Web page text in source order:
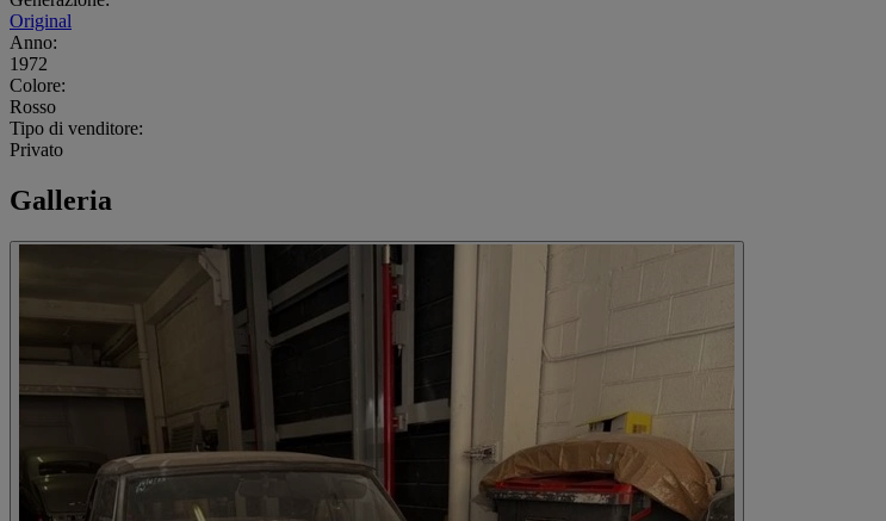
Original
Anno:
1972
Colore:
Rosso
Tipo di venditore:
Privato
Galleria